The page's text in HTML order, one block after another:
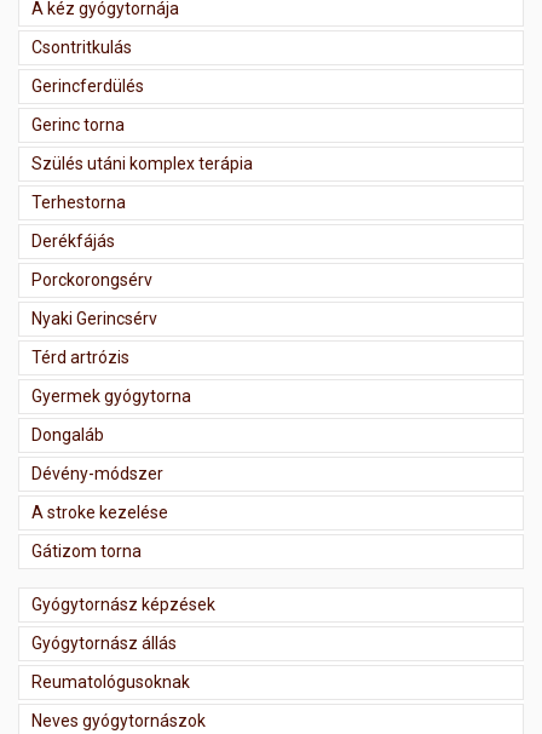
A kéz gyógytornája
Csontritkulás
Gerincferdülés
Gerinc torna
Szülés utáni komplex terápia
Terhestorna
Derékfájás
Porckorongsérv
Nyaki Gerincsérv
Térd artrózis
Gyermek gyógytorna
Dongaláb
Dévény-módszer
A stroke kezelése
Gátizom torna
Gyógytornász képzések
Gyógytornász állás
Reumatológusoknak
Neves gyógytornászok